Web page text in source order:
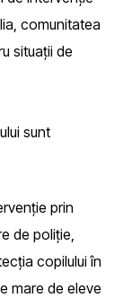
comunitatea
situații de
sunt
prin
de poliție,
copilului în
mare de eleve